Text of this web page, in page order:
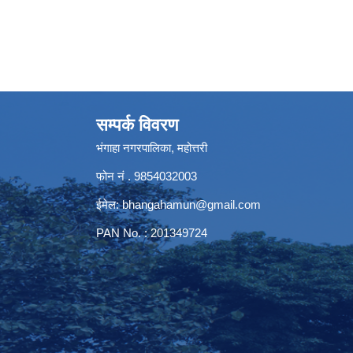
सम्पर्क विवरण
भंगाहा नगरपालिका, महोत्तरी
फोन नं . 9854032003
ईमेल:bhangahamun@gmail.com
PAN No. : 201349724